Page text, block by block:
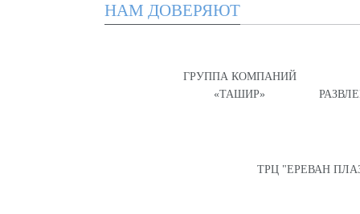
НАМ ДОВЕРЯЮТ
ГРУППА КОМПАНИЙ
«ТАШИР»
ТРЦ "ЕРЕВАН